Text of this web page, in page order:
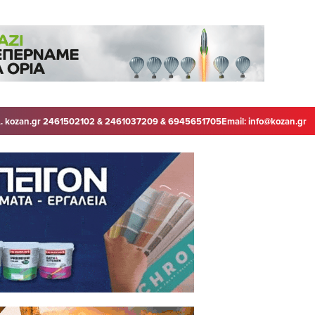
kozan.gr 2461502102 & 2461037209 & 6945651705Email:info@kozan.gr